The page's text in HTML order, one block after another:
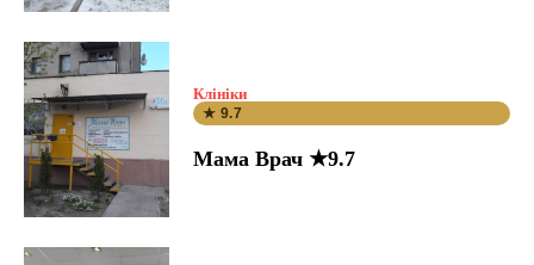
Клініки
★ 9.7
Мама Врач ★9.7